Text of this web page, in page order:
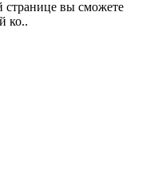
странице вы сможете
ко..